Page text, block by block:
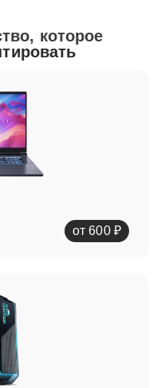
которое
от 600 ₽